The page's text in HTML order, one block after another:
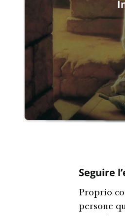
Seguire
Proprio
persone